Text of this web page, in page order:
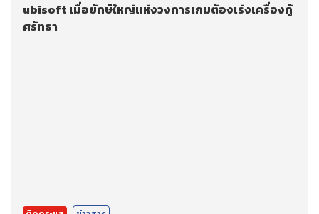
ubisoft เมื่อยักษ์ใหญ่แห่งวงการเกมต้องเร่งเครื่องกู้
ศรัทธา